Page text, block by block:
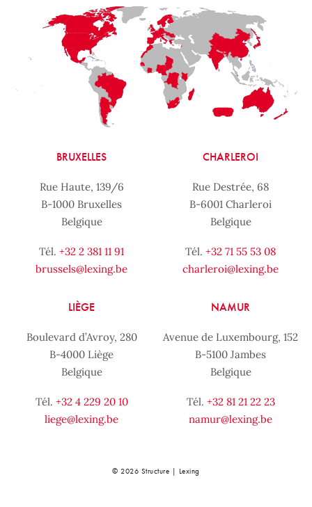
BRUXELLES
Rue Haute, 139/6
B-1000 Bruxelles
Belgique
Tél. +32 2 381 11 91
brussels@lexing.be
CHARLEROI
Rue Destrée, 68
B-6001 Charleroi
Belgique
Tél. +32 71 55 53 08
charleroi@lexing.be
LIÈGE
Boulevard d’Avroy, 280
B-4000 Liège
Belgique
Tél. +32 4 229 20 10
liege@lexing.be
NAMUR
Avenue de Luxembourg, 152
B-5100 Jambes
Belgique
Tél. +32 81 21 22 23
namur@lexing.be
© 2026 Structure | Lexing